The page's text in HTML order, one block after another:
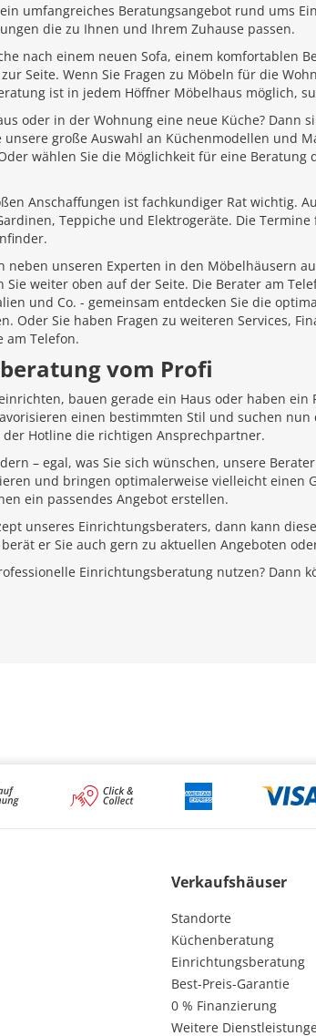
umfangreiches Beratungsangebot rund ums
die zu Ihnen und Ihrem Zuhause passen.
nach einem neuen Sofa, einem
Seite. Wenn Sie Fragen zu Möbeln für die
ist in jedem Höffner Möbelhaus möglich,
oder in der Wohnung eine neue Küche?
unsere große Auswahl an Küchenmodellen und
wählen Sie die Möglichkeit für eine
Anschaffungen ist fachkundiger Rat wichtig.
Teppiche und Elektrogeräte. Die
neben unseren Experten in den Möbelhäusern
weiter oben auf der Seite. Die Berater am
und Co. - gemeinsam entdecken Sie die
Oder Sie haben Fragen zu weiteren Services,
am Telefon.
vom Profi
bauen gerade ein Haus oder haben
einen bestimmten Stil und suchen
Hotline die richtigen Ansprechpartner.
– egal, was Sie sich wünschen, unsere
und bringen optimalerweise vielleicht einen
ein passendes Angebot erstellen.
unseres Einrichtungsberaters, dann kann
er Sie auch gern zu aktuellen Angeboten
Einrichtungsberatung nutzen?
Verkaufshäuser
Standorte
Küchenberatung
Einrichtungsberatung
Best-Preis-Garantie
0 % Finanzierung
Weitere